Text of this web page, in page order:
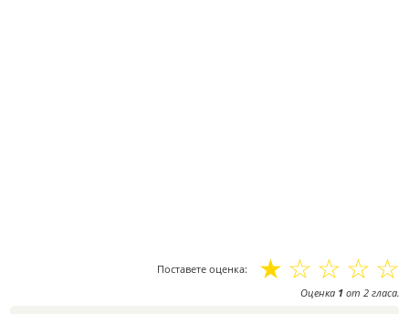
Поставете оценка: ☆
☆
☆
☆
☆
Оценка 1 от 2 гласа.